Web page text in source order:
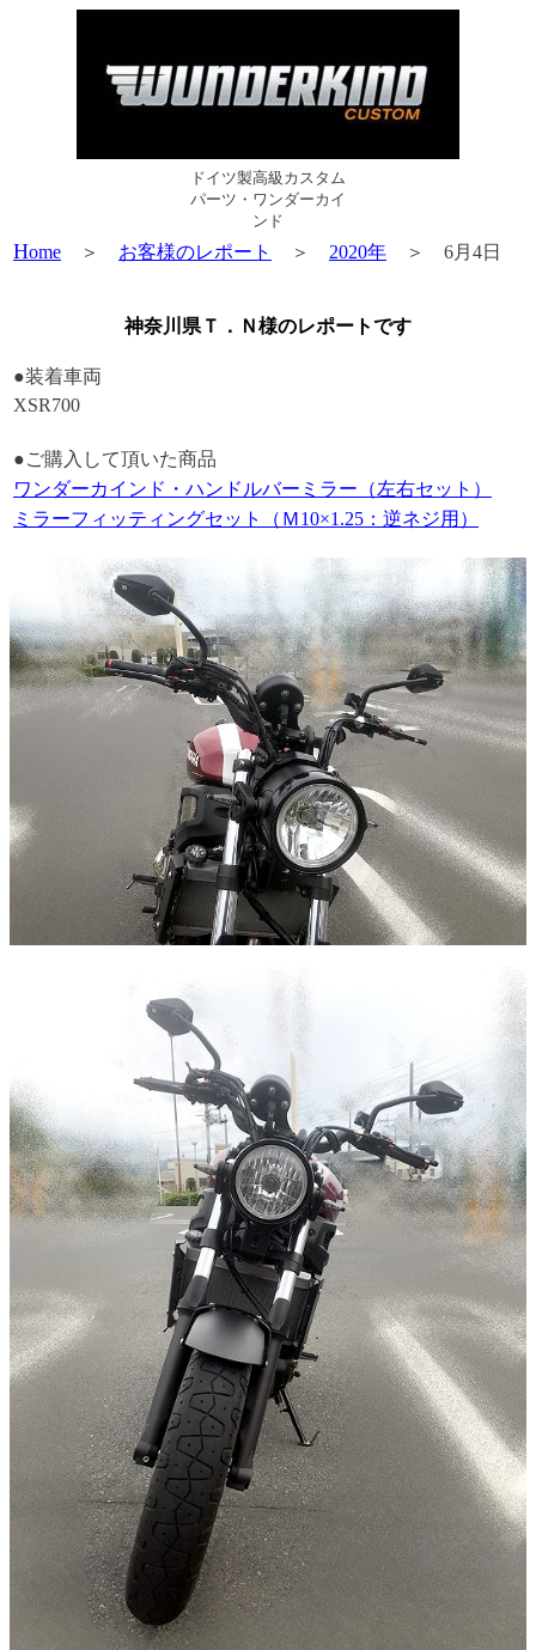
ドイツ製高級カスタム
パーツ・ワンダーカイ
ンド
Home ＞ お客様のレポート ＞ 2020年 ＞ 6月4日
神奈川県Ｔ．Ｎ様のレポートです
●装着車両
XSR700
●ご購入して頂いた商品
ワンダーカインド・ハンドルバーミラー（左右セット）
ミラーフィッティングセット（Ｍ10×1.25：逆ネジ用）